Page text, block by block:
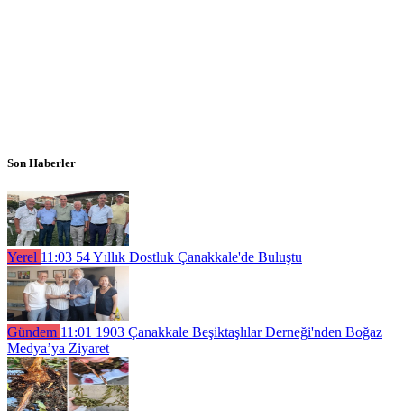
Son Haberler
Yerel 11:03 54 Yıllık Dostluk Çanakkale'de Buluştu
Gündem 11:01 1903 Çanakkale Beşiktaşlılar Derneği'nden Boğaz
Medya’ya Ziyaret